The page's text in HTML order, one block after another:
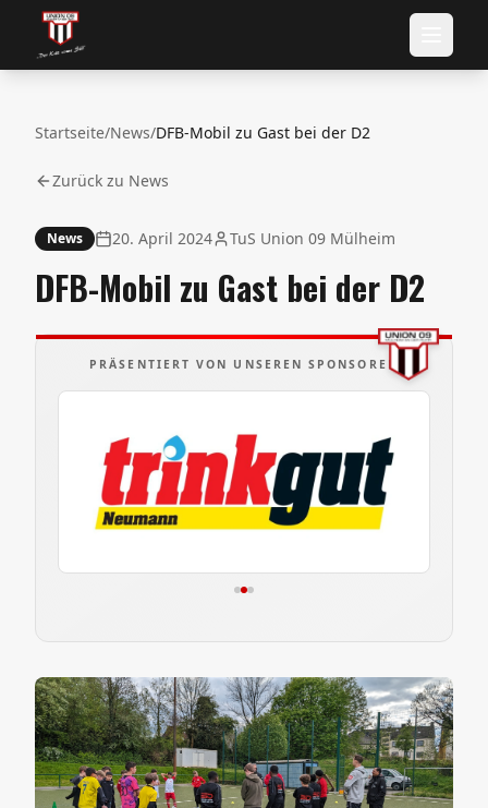
Startseite/News/DFB-Mobil zu Gast bei der D2
Zurück zu News
News 20. April 2024 TuS Union 09 Mülheim
DFB-Mobil zu Gast bei der D2
PRÄSENTIERT VON UNSEREN SPONSOREN